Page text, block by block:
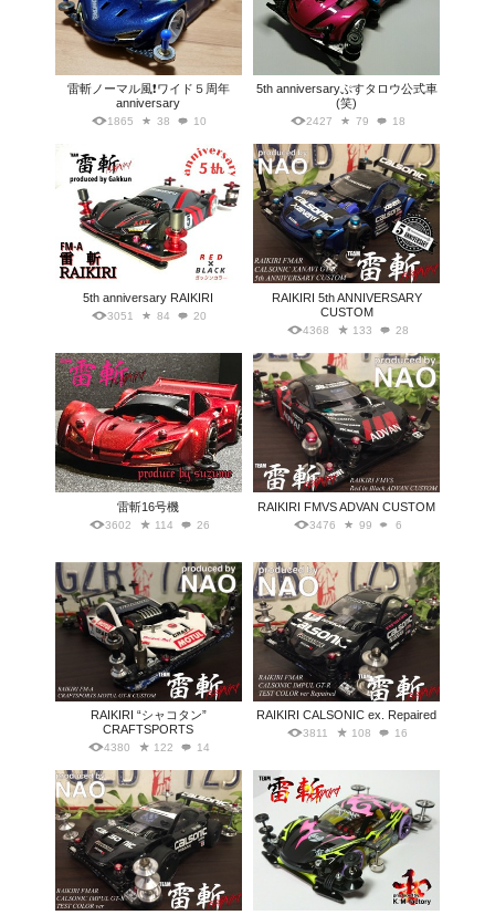
雷斬ノーマル風❗ワイド５周年
anniversary
1865 38 10
5th anniversaryぷすタロウ公式車
(笑)
2427 79 18
5th anniversary RAIKIRI
3051 84 20
RAIKIRI 5th ANNIVERSARY
CUSTOM
4368 133 28
雷斬16号機
3602 114 26
RAIKIRI FMVS ADVAN CUSTOM
3476 99 6
RAIKIRI “シャコタン”
CRAFTSPORTS
4380 122 14
RAIKIRI CALSONIC ex. Repaired
3811 108 16